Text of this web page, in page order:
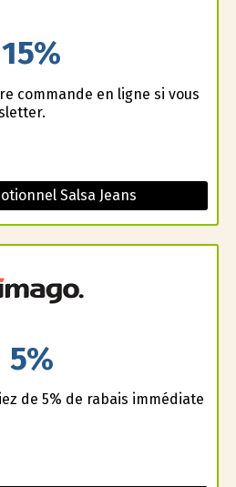
15%
commande en ligne si vous
Salsa Jeans
5%
de 5% de rabais immédiate